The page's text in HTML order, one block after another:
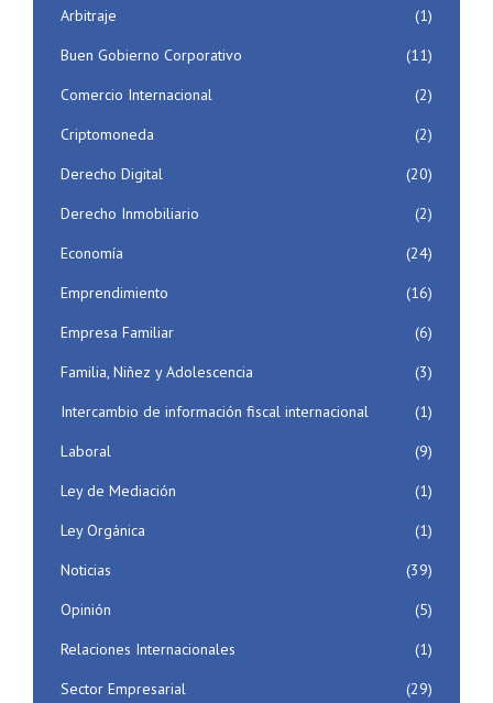
Arbitraje
(1)
Buen Gobierno Corporativo
(11)
Comercio Internacional
(2)
Criptomoneda
(2)
Derecho Digital
(20)
Derecho Inmobiliario
(2)
Economía
(24)
Emprendimiento
(16)
Empresa Familiar
(6)
Familia, Niñez y Adolescencia
(3)
Intercambio de información fiscal internacional
(1)
Laboral
(9)
Ley de Mediación
(1)
Ley Orgánica
(1)
Noticias
(39)
Opinión
(5)
Relaciones Internacionales
(1)
Sector Empresarial
(29)